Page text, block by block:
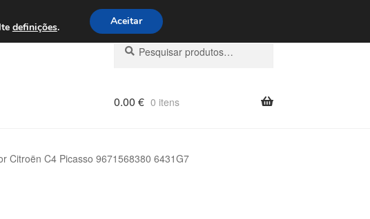
Sex, das 9h às 16h800 500 967
Pesquisar
por:
Pesquisa
0.00 € 0 itens
Citroën C4 Picasso 9671568380 6431G7
definições. Aceitar